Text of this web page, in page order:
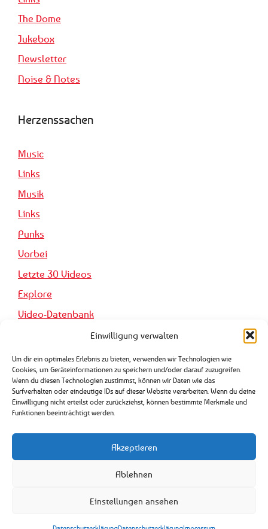
Einwilligung verwalten
Um dir ein optimales Erlebnis zu bieten, verwenden wir Technologien wie
Cookies, um Geräteinformationen zu speichern und/oder darauf zuzugreifen.
Wenn du diesen Technologien zustimmst, können wir Daten wie das
Surfverhalten oder eindeutige IDs auf dieser Website verarbeiten. Wenn du deine
Einwilligung nicht erteilst oder zurückziehst, können bestimmte Merkmale und
Funktionen beeinträchtigt werden.
Akzeptieren
Ablehnen
Einstellungen ansehen
The Dome
Jukebox
Newsletter
Noise & Notes
Herzenssachen
Music
Links
Musik
Links
Punks
Vorbei
Letzte 30 Videos
Explore
Video-Datenbank
Pro Forma
Impressum
Datenschutzerklärung
© mypunks.de